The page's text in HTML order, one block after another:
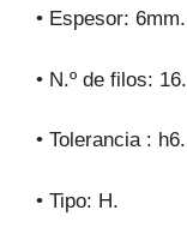
• Espesor: 6mm.
• N.º de filos: 16.
• Tolerancia : h6.
• Tipo: H.